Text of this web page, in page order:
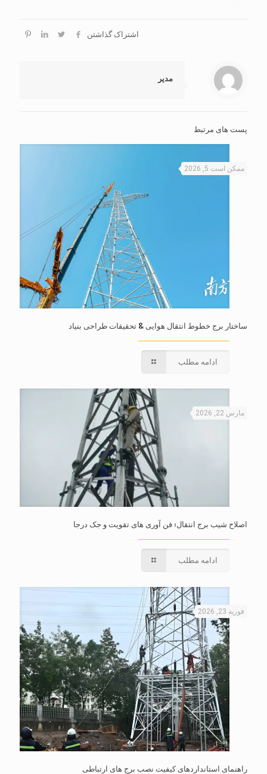
اشتراک گذاشتن
مدیر
پست های مرتبط
ممکن است 5, 2026
ساختار برج خطوط انتقال هوایی & تحقیقات طراحی بنیاد
ادامه مطلب
مارس 22, 2026
اصلاح شیب برج انتقال: فن آوری های تقویت و جک درجا
ادامه مطلب
فوریه 23, 2026
راهنمای استانداردهای کیفیت نصب برج های ارتباطی